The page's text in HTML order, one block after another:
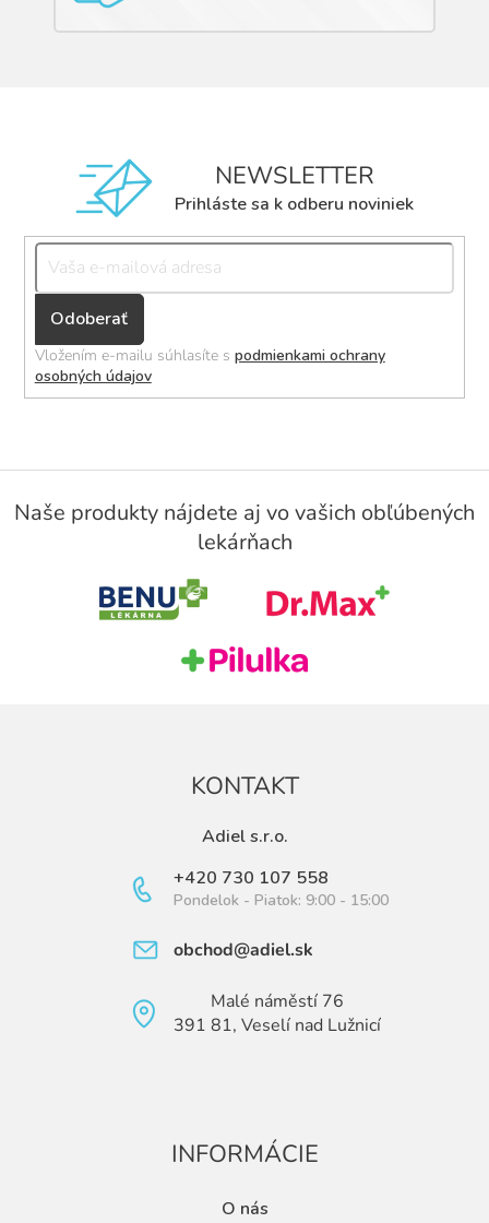
NEWSLETTER
Prihláste sa k odberu noviniek
Přihlásit
se
Vložením e-mailu súhlasíte s podmienkami ochrany
osobných údajov
Naše produkty nájdete aj vo vašich obľúbených
lekárňach
KONTAKT
Adiel s.r.o.
+420 730 107 558
Pondelok - Piatok: 9:00 - 15:00
obchod@adiel.sk
Malé náměstí 76
391 81, Veselí nad Lužnicí
INFORMÁCIE
O nás